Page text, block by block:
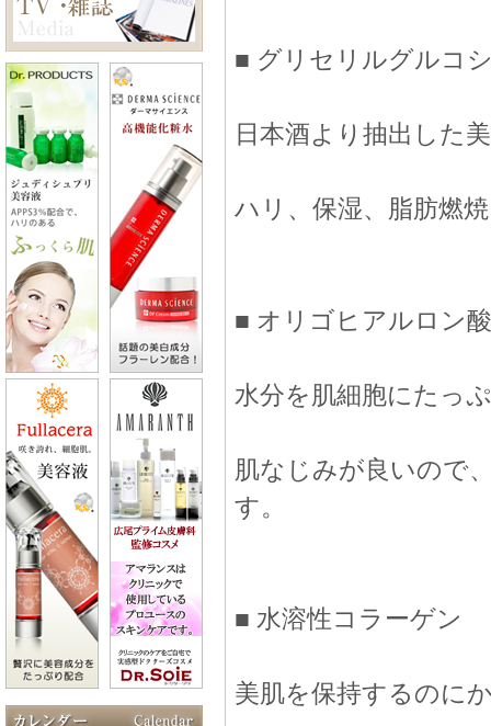
■ グリセリルグルコ
日本酒より抽出した
ハリ、保湿、脂肪燃
■ オリゴヒアルロン酸
水分を肌細胞にたっ
肌なじみが良いので
す。
■ 水溶性コラーゲン
美肌を保持するのに